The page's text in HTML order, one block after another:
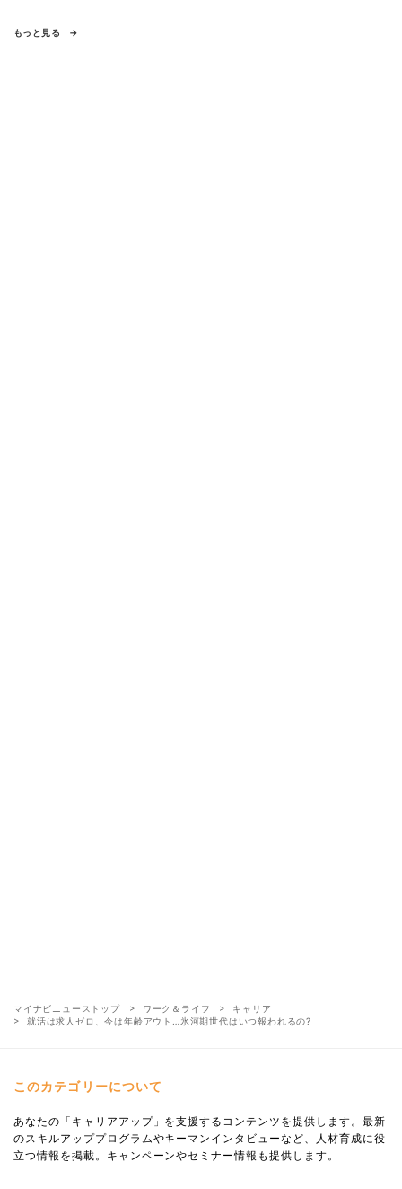
もっと見る
マイナビニューストップ ワーク＆ライフ
キャリア
就活は求人ゼロ、今は年齢アウト…氷河期世代はいつ報われるの?
このカテゴリーについて
あなたの「キャリアアップ」を支援するコンテンツを提供します。最新
のスキルアッププログラムやキーマンインタビューなど、人材育成に役
立つ情報を掲載。キャンペーンやセミナー情報も提供します。